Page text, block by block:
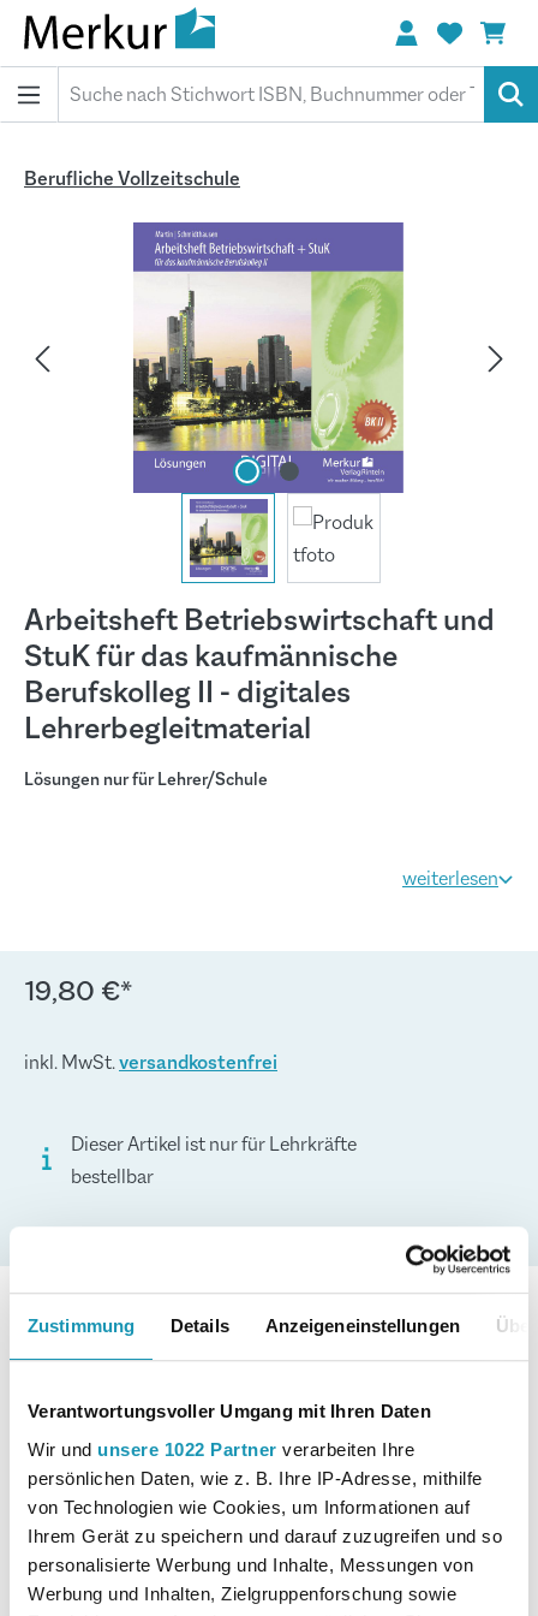
Zustimmung Details Anzeigeneinstellungen
Verantwortungsvoller Umgang mit Ihren Daten
Wir und unsere 1022 Partner verarbeiten Ihre
persönlichen Daten, wie z. B. Ihre IP-Adresse, mithilfe
von Technologien wie Cookies, um Informationen auf
Ihrem Gerät zu speichern und darauf zuzugreifen und so
personalisierte Werbung und Inhalte, Messungen von
Werbung und Inhalten, Zielgruppenforschung sowie
springen
Berufliche Vollzeitschule
Bildergalerie überspringen
Arbeitsheft Betriebswirtschaft und
StuK für das kaufmännische
Berufskolleg II - digitales
Lehrerbegleitmaterial
Lösungen nur für Lehrer/Schule
weiterlesen
19,80 €*
inkl. MwSt.versandkostenfrei
Dieser Artikel ist nur für Lehrkräfte
bestellbar
Details
Autor:in
Martin, Michael; Schmidthausen,
Michael
Erscheinungsjahr 2024